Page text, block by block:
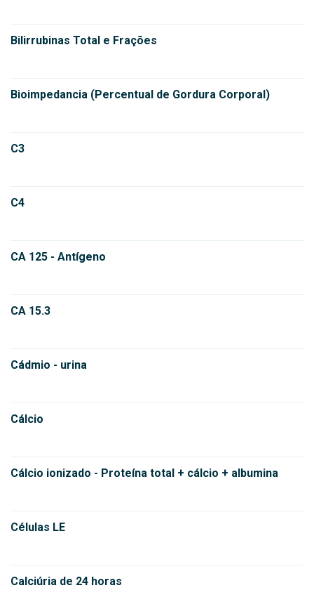
Bilirrubinas Total e Frações
Bioimpedancia (Percentual de Gordura Corporal)
C3
C4
CA 125 - Antígeno
CA 15.3
Cádmio - urina
Cálcio
Cálcio ionizado - Proteína total + cálcio + albumina
Células LE
Calciúria de 24 horas